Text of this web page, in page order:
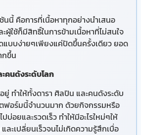
นี้ คือการที่เนื้อหาทุกอย่างนำเสนอ
ผู้ใช้ก็มีสิทธิ์ในการข้ามเนื้อหาที่ไม่สนใจ
แบบง่ายๆเพียงแค่ปัดขึ้นครั้งเดียว ยอด
กขึ้น
คนดังระดับโลก
ทำให้ทั้งดารา ศิลปิน และคนดังระดับ
ฟอร์มนี้จำนวนมาก ด้วยกิจกรรมหรือ
บ่อยและรวดเร็ว ทำให้มีอะไรใหม่ๆให้
ละเปลี่ยนเร็วจนไม่เกิดความรู้สึกเบื่อ